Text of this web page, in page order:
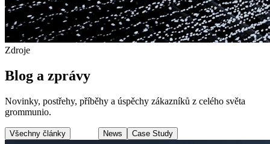
Zdroje
Blog a zprávy
Novinky, postřehy, příběhy a úspěchy zákazníků z celého světa
grommunio.
Všechny články News Case Study